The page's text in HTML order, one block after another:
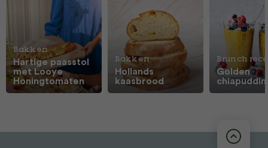
Bakken
Hartige paasstol
met Looye
Honingtomaten
Bakken
Hollands
kaasbrood
Brunch
Golden